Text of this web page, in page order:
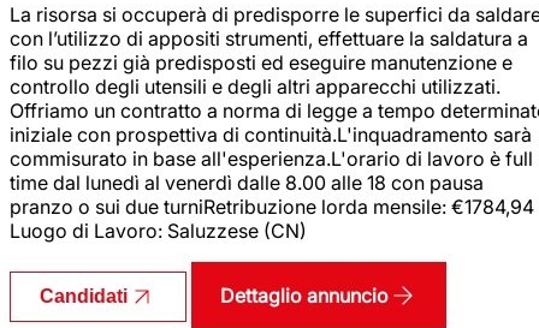
La risorsa si occuperà di predisporre le superfici da
con l’utilizzo di appositi strumenti, effettuare la saldatura a
filo su pezzi già predisposti ed eseguire manutenzione e
controllo degli utensili e degli altri apparecchi utilizzati.
Offriamo un contratto a norma di legge a tempo
iniziale con prospettiva di continuità.L'inquadramento sarà
commisurato in base all'esperienza.L'orario di lavoro è full
time dal lunedì al venerdì dalle 8.00 alle 18 con pausa
pranzo o sui due turniRetribuzione lorda mensile: €1784,94
Luogo di Lavoro: Saluzzese (CN)
Candidati Dettaglio annuncio